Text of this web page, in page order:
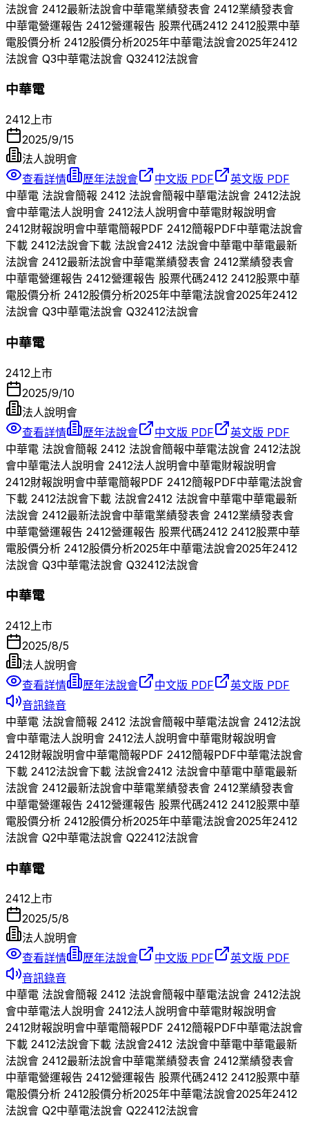
法說會 2412最新法說會中華電業績發表會 2412業績發表會
中華電營運報告 2412營運報告 股票代碼2412 2412股票中華
電股價分析 2412股價分析2025年中華電法說會2025年2412
法說會 Q3中華電法說會 Q32412法說會
中華電
2412上市
2025/9/15
法人說明會
查看詳情
歷年法說會 中文版 PDF
英文版 PDF
中華電 法說會簡報 2412 法說會簡報中華電法說會 2412法說
會中華電法人說明會 2412法人說明會中華電財報說明會
2412財報說明會中華電簡報PDF 2412簡報PDF中華電法說會
下載 2412法說會下載 法說會2412 法說會中華電中華電最新
法說會 2412最新法說會中華電業績發表會 2412業績發表會
中華電營運報告 2412營運報告 股票代碼2412 2412股票中華
電股價分析 2412股價分析2025年中華電法說會2025年2412
法說會 Q3中華電法說會 Q32412法說會
中華電
2412 上市
2025/9/10
法人說明會
查看詳情
歷年法說會 中文版 PDF
英文版 PDF
中華電 法說會簡報 2412 法說會簡報中華電法說會 2412法說
會中華電法人說明會 2412法人說明會中華電財報說明會
2412財報說明會中華電簡報PDF 2412簡報PDF中華電法說會
下載 2412法說會下載 法說會2412 法說會中華電中華電最新
法說會 2412最新法說會中華電業績發表會 2412業績發表會
中華電營運報告 2412營運報告 股票代碼2412 2412股票中華
電股價分析 2412股價分析2025年中華電法說會2025年2412
法說會 Q3中華電法說會 Q32412法說會
中華電
2412上市
2025/8/5
法人說明會
查看詳情
歷年法說會 中文版 PDF
英文版 PDF
音訊錄音
中華電 法說會簡報 2412 法說會簡報中華電法說會 2412法說
會中華電法人說明會 2412法人說明會中華電財報說明會
2412財報說明會中華電簡報PDF 2412簡報PDF中華電法說會
下載 2412法說會下載 法說會2412 法說會中華電中華電最新
法說會 2412最新法說會中華電業績發表會 2412業績發表會
中華電營運報告 2412營運報告 股票代碼2412 2412股票中華
電股價分析 2412股價分析2025年中華電法說會2025年2412
法說會 Q2中華電法說會 Q22412法說會
中華電
2412上市
2025/5/8
法人說明會
查看詳情
歷年法說會 中文版 PDF
英文版 PDF
音訊錄音
中華電 法說會簡報 2412 法說會簡報中華電法說會 2412法說
會中華電法人說明會 2412法人說明會中華電財報說明會
2412財報說明會中華電簡報PDF 2412簡報PDF中華電法說會
下載 2412法說會下載 法說會2412 法說會中華電中華電最新
法說會 2412最新法說會中華電業績發表會 2412業績發表會
中華電營運報告 2412營運報告 股票代碼2412 2412股票中華
電股價分析 2412股價分析2025年中華電法說會2025年2412
法說會 Q2中華電法說會 Q22412法說會